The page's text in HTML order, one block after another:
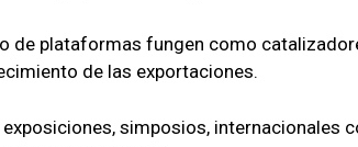
de plataformas fungen como
de las exportaciones.
simposios, internacionales